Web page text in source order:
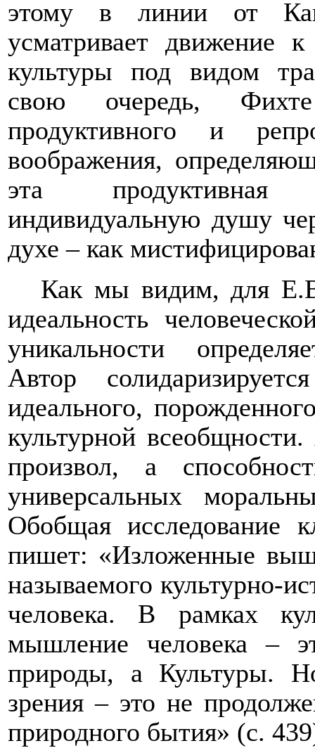
этому в линии от
усматривает движение
культуры под видом
свою очередь, Фихте
продуктивного и
воображения,
эта продуктивная
индивидуальную душу
духе – как
Как мы видим, для
идеальность
уникальности
Автор
идеального,
культурной
произвол, а
универсальных
Обобщая исследование
пишет: «Изложенные
называемого культурно-
человека. В рамках
мышление человека –
природы, а Культуры.
зрения – это не
природного бытия» (с.